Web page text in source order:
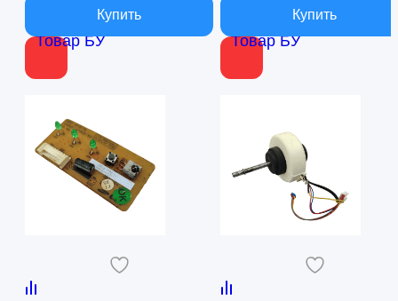
Товар БУ Товар БУ